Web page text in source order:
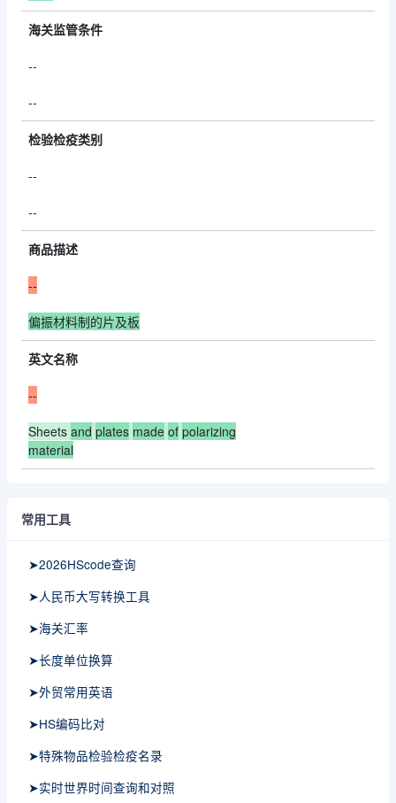
海关监管条件
--
--
检验检疫类别
--
--
商品描述
--
偏振材料制的片及板
英文名称
--
Sheets and plates made of polarizing
material
常用工具
➤2026HScode查询
➤人民币大写转换工具
➤海关汇率
➤长度单位换算
➤外贸常用英语
➤HS编码比对
➤特殊物品检验检疫名录
➤实时世界时间查询和对照